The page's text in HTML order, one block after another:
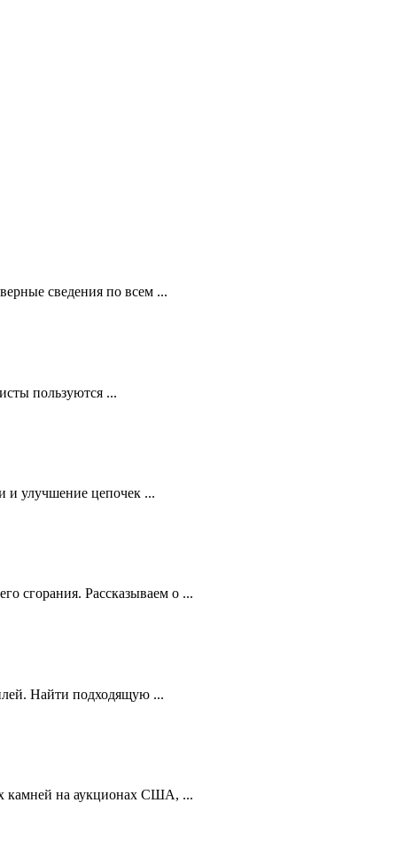
сведения по всем ...
пользуются ...
и улучшение цепочек ...
сгорания. Рассказываем о ...
Найти подходящую ...
камней на аукционах США, ...